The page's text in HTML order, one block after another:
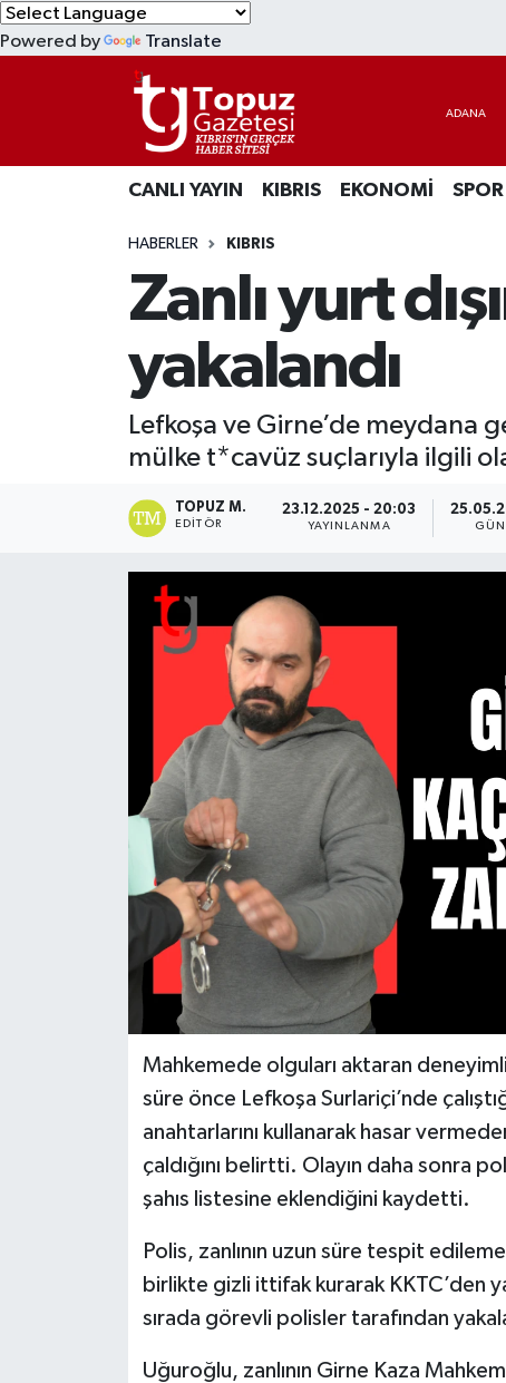
Powered by Translate
CANLI YAYIN KIBRIS EKONOMİ SPOR
HABERLER KIBRIS
Zanlı yurt
yakalandı
Lefkoşa ve Girne’de meydana
mülke t*cavüz suçlarıyla ilgili
TOPUZ M.
EDITÖR
23.12.2025 - 20:03
YAYINLANMA
Mahkemede olguları aktaran
süre önce Lefkoşa Surlariçi’nde
anahtarlarını kullanarak hasar
çaldığını belirtti. Olayın daha sonra
şahıs listesine eklendiğini kaydetti.
Polis, zanlının uzun süre tespit
birlikte gizli ittifak kurarak KKTC’den
sırada görevli polisler tarafından
Uğuroğlu, zanlının Girne Kaza
EKONOMİ
MAGAZİN
TEKNOLOJİ
Lefkoşa Nöbetçi Eczaneler
Lefkoşa Hava Durumu
Lefkoşa Trafik Yoğunluk Haritası
Süper Lig Puan Durumu ve Fikstür
Tüm Manşetler
Son Dakika Haberleri
Haber Arşivi